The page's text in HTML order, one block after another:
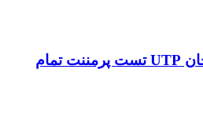
کابل شبکه Cat6 رفسنجان UTP تست پرمننت تمام